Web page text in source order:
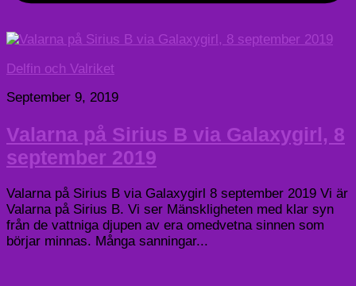
Delfin och Valriket
September 9, 2019
Valarna på Sirius B via Galaxygirl, 8
september 2019
Valarna på Sirius B via Galaxygirl 8 september 2019 Vi är
Valarna på Sirius B. Vi ser Mänskligheten med klar syn
från de vattniga djupen av era omedvetna sinnen som
börjar minnas. Många sanningar...